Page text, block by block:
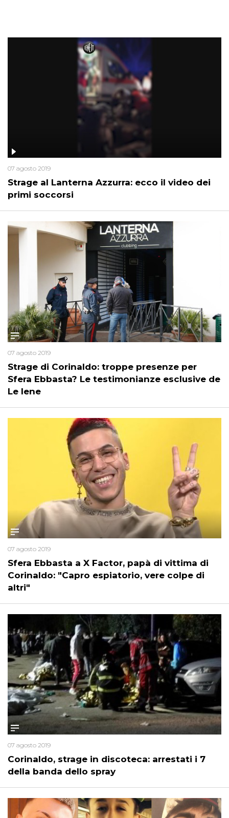
Strage al Lanterna Azzurra: ecco il video dei
primi soccorsi
07 agosto 2019
Strage di Corinaldo: troppe presenze per
Sfera Ebbasta? Le testimonianze esclusive de
Le Iene
07 agosto 2019
Sfera Ebbasta a X Factor, papà di vittima di
Corinaldo: "Capro espiatorio, vere colpe di
altri"
07 agosto 2019
Corinaldo, strage in discoteca: arrestati i 7
della banda dello spray
07 agosto 2019